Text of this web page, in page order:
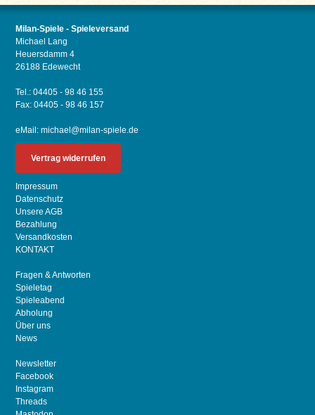
Milan-Spiele - Spieleversand
Michael Lang
Heuersdamm 4
26188 Edewecht
Tel.: 04405 - 98 46 155
Fax: 04405 - 98 46 157
eMail:michael@milan-spiele.de
Vertrag widerrufen
Impressum
Datenschutz
Unsere AGB
Bezahlung
Versandkosten
KONTAKT
Fragen & Antworten
Spieletag
Spieleabend
Abholung
Über uns
News
Newsletter
Facebook
Instagram
Threads